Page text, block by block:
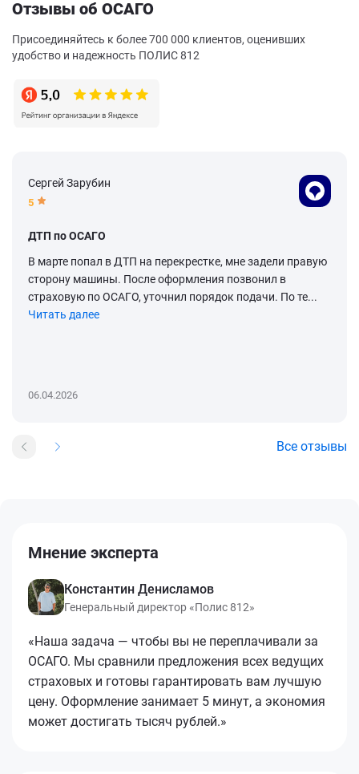
Отзывы об ОСАГО
Присоединяйтесь к более 700 000 клиентов, оценивших
удобство и надежность ПОЛИС 812
Сергей Зарубин
5
ДТП по ОСАГО
В марте попал в ДТП на перекрестке, мне задели правую
сторону машины. После оформления позвонил в
страховую по ОСАГО, уточнил порядок подачи. По те...
Читать далее
06.04.2026
Все отзывы
Мнение эксперта
Константин Денисламов
Генеральный директор «Полис 812»
«Наша задача — чтобы вы не переплачивали за
ОСАГО. Мы сравнили предложения всех ведущих
страховых и готовы гарантировать вам лучшую
цену. Оформление занимает 5 минут, а экономия
может достигать тысяч рублей.»